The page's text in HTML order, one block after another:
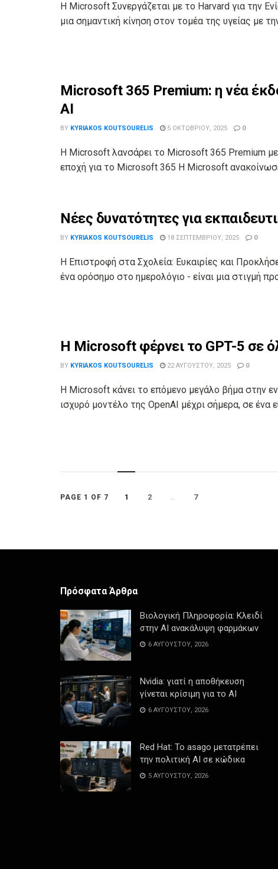
Η Microsoft Συνεργάζεται με το Harvard για την
μια σημαντική κίνηση στον τομέα της υγείας με
Microsoft 365 Premium: η νέα
AI
BY KYRIAKOS KOUTSOURELIS 5 ΟΚΤΩΒΡΊΟΥ, 2025 0
Η Microsoft λανσάρει το Microsoft 365 Premium
εποχή για το Microsoft 365 Η Microsoft
Νέες δυνατότητες για
BY KYRIAKOS KOUTSOURELIS 18 ΣΕΠΤΕΜΒΡΊΟΥ, 2025 0
Η Επιστροφή στα Σχολεία: Ευκαιρίες και
ένα ορόσημο στο ημερολόγιο - είναι μια στιγμή
Η Microsoft φέρνει το GPT-5 σε
BY KYRIAKOS KOUTSOURELIS 22 ΑΥΓΟΎΣΤΟΥ, 2025 0
Η Microsoft κάνει το επόμενο μεγάλο βήμα στην
ισχυρό μοντέλο της OpenAI μέχρι σήμερα, σε
PAGE 1 OF 7 1 2 7
Πρόσφατα Άρθρα
Βιολογική Πληροφορία: Κλειδί
στην AI ανακάλυψη φαρμάκων
6 ΑΥΓΟΎΣΤΟΥ, 2026
Nvidia: γιατί η αποθήκευση
γίνεται κρίσιμη για το AI
6 ΑΥΓΟΎΣΤΟΥ, 2026
Red Hat: Το asago μετατρέπει
την πολιτική AI σε κώδικα
5 ΑΥΓΟΎΣΤΟΥ, 2026